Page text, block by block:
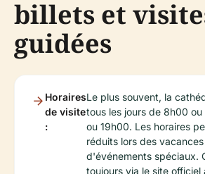
billets et
guidées
Horaires
de visite
:
Le plus souvent, la
tous les jours de 8h00
ou 19h00. Les horaires
réduits lors des
d'événements spéciaux.
toujours via le site officiel